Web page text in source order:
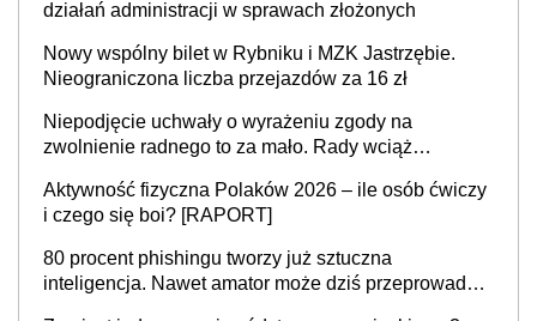
działań administracji w sprawach złożonych
Nowy wspólny bilet w Rybniku i MZK Jastrzębie.
Nieograniczona liczba przejazdów za 16 zł
Niepodjęcie uchwały o wyrażeniu zgody na
zwolnienie radnego to za mało. Rady wciąż
sprawy
Aktywność fizyczna Polaków 2026 – ile osób ćwiczy
i czego się boi? [RAPORT]
80 procent phishingu tworzy już sztuczna
inteligencja. Nawet amator może dziś przeprowadzić